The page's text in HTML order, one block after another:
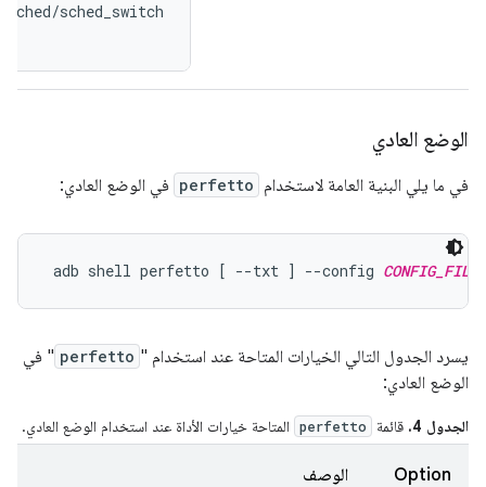
sched/sched_switch
الوضع العادي
في ما يلي البنية العامة لاستخدام perfetto في الوضع العادي:
adb shell perfetto [ --txt ] --config CONFIG_FILE
يسرد الجدول التالي الخيارات المتاحة عند استخدام " perfetto " في
الوضع العادي:
الجدول 4. قائمة perfetto المتاحة خيارات الأداة عند استخدام الوضع العادي.
Option الوصف